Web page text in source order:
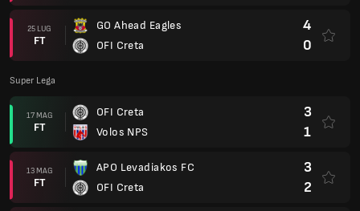
25 LUG
FT
GO Ahead Eagles
OFI Creta
4
0
Super Lega
17 MAG
FT
OFI Creta
Volos NPS
3
1
13 MAG
FT
APO Levadiakos FC
OFI Creta
3
2